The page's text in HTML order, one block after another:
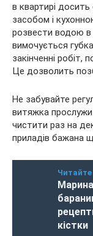
в квартирі
засобом і
розвести водою в
вимочується
закінченні робіт,
Це дозволить
Не забувайте
витяжка
чистити раз на
приладів бажана
кістки